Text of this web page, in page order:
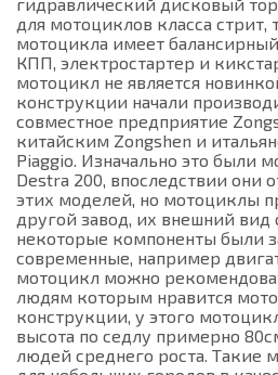
для мотоциклов класса стрит,
мотоцикла имеет
КПП, электростартер и
мотоцикл не является
конструкции начали
совместное предприятие
китайским Zongshen и
Piaggio. Изначально это были
Destra 200, впоследствии они
этих моделей, но мотоциклы
другой завод, их внешний вид
некоторые компоненты были
современные, например
мотоцикл можно
людям которым нравится
конструкции, у этого
высота по седлу примерно
людей среднего роста. Такие